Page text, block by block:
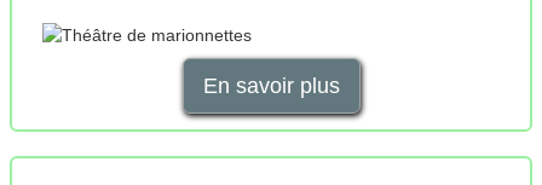
En savoir plus